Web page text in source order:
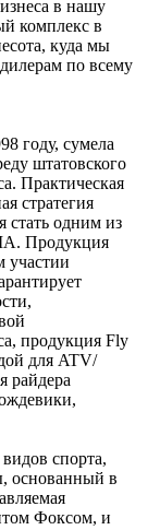
в нашу
комплекс в
куда мы
по всему
году, сумела
штатовского
Практическая
стратегия
стать одним из
Продукция
участии
продукция Fly
для ATV/
райдера
спорта,
основанный в
Фоксом, и